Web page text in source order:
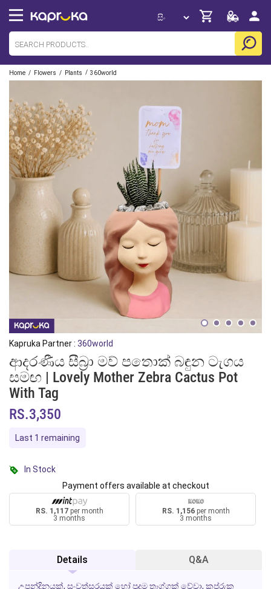
Home / Flowers / Plants / 360world
Kapruka Partner : 360world
ආදරණීය සීබ්‍රා මව් පතොක් බඳුන ටැගය
සමඟ | Lovely Mother Zebra Cactus Pot
With Tag
RS.3,350
Last 1 remaining
In Stock
Payment offers available at checkout
RS. 1,117per month
3 months
RS. 1,156per month
3 months
Details Q&A
උපන්දිනයක්, සංවත්සරයක් හෝ පුදුම තෑග්ගක් වේවා, කප්රුක